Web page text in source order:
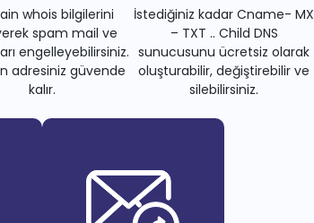
whois bilgilerini
spam mail ve
engelleyebilirsiniz.
adresiniz güvende
kalır.
İstediğiniz kadar Cname- MX
– TXT .. Child DNS
sunucusunu ücretsiz olarak
oluşturabilir, değiştirebilir ve
silebilirsiniz.